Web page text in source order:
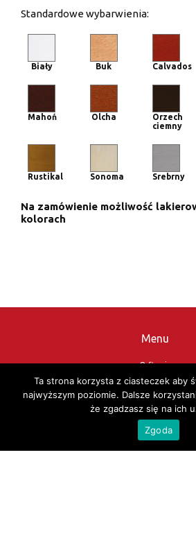
Standardowe wybarwienia:
Biały Buk Calvados
Mahoń Olcha
Orzech
ciemny
Rustikal Sonoma Srebrny
Na zamówienie możliwość
kolorach
Menu
O firmie
Oferta
Katalogi
Kontakt
Sklep
Ta strona korzysta z ciasteczek aby
najwyższym poziomie. Dalsze
że zgadzasz się na ich
Zgoda